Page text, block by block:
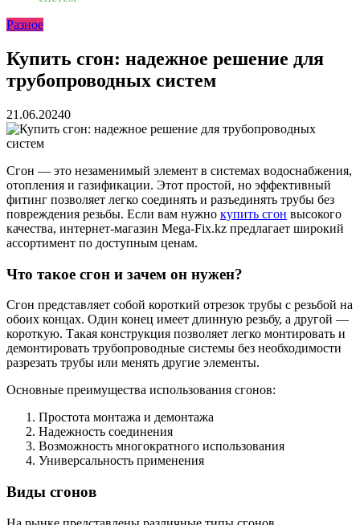
Разное
Купить сгон: надежное решение для
трубопроводных систем
21.06.20240
Сгон — это незаменимый элемент в системах водоснабжения,
отопления и газификации. Этот простой, но эффективный
фитинг позволяет легко соединять и разъединять трубы без
повреждения резьбы. Если вам нужно купить сгон высокого
качества, интернет-магазин Mega-Fix.kz предлагает широкий
ассортимент по доступным ценам.
Что такое сгон и зачем он нужен?
Сгон представляет собой короткий отрезок трубы с резьбой на
обоих концах. Один конец имеет длинную резьбу, а другой —
короткую. Такая конструкция позволяет легко монтировать и
демонтировать трубопроводные системы без необходимости
разрезать трубы или менять другие элементы.
Основные преимущества использования сгонов:
Простота монтажа и демонтажа
Надежность соединения
Возможность многократного использования
Универсальность применения
Виды сгонов